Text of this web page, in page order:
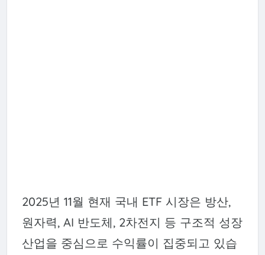
2025년 11월 현재 국내 ETF 시장은 방산,
원자력, AI 반도체, 2차전지 등 구조적 성장
산업을 중심으로 수익률이 집중되고 있습